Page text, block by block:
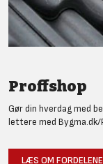
Proffshop
Gør din hverdag med
lettere med
LÆS OM FORDELENE